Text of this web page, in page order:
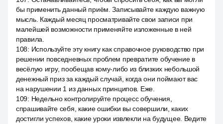
бы применить данный приём. Записывайте каждую важную
мысль. Каждый месяц просматривайте свои записи при
малейшей возможности применяйте изложенные в ней
правила.
108: Используйте эту книгу как справочное руководство при
решении повседневных проблем превратите обучение в
весёлую игру, пообещав кому-либо из близких небольшой
денежный приз за каждый случай, когда они поймают вас
на нарушении 1 из данных принципов. Еже.
109: Недельно контролируйте процесс обучения,
спрашивайте себя, какие ошибки вы совершили, каких
достигли успехов, какие уроки извлекли на будущее. Ведите